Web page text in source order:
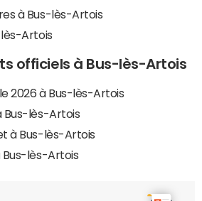
à Bus-lès-Artois
Artois
officiels à Bus-lès-Artois
2026 à Bus-lès-Artois
Bus-lès-Artois
à Bus-lès-Artois
Bus-lès-Artois